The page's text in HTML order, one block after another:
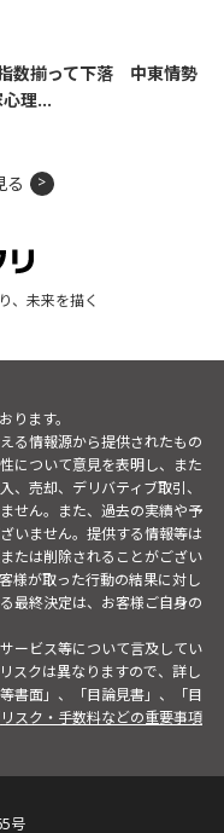
指数揃って下落 中東情勢
理...
る
、未来を描く
ます。
る情報源から提供されたもの
について意見を表明し、また
、売却、デリバティブ取引、
せん。また、過去の実績や予
いません。提供する情報等は
たは削除されることがござい
様が取った行動の結果に対し
最終決定は、お客様ご自身の
ービス等について言及してい
スクは異なりますので、詳し
書面」、「目論見書」、「目
リスク・手数料などの重要事項
号